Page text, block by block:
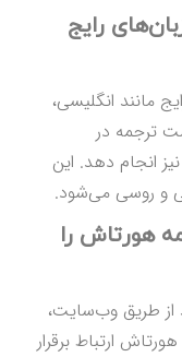
رایج
مانند انگلیسی،
ترجمه در
انجام دهد. این
و روسی می‌شود.
هورتاش را
از طریق وب‌سایت،
ارتباط برقرار